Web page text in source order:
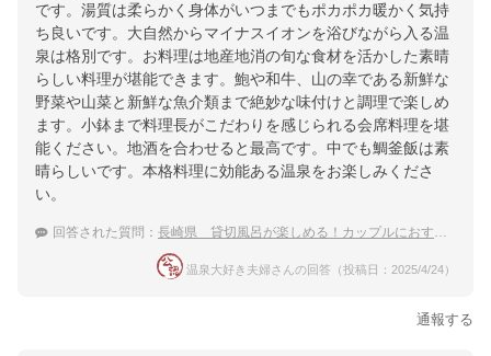
です。湯質は柔らかく身体がいつまでもポカポカ暖かく気持
ち良いです。大自然からマイナスイオンを浴びながら入る温
泉は格別です。お料理は地産地消の旬な食材を活かした素晴
らしい料理が堪能できます。鮑や和牛、山の幸である新鮮な
野菜や山菜と新鮮な魚介類まで絶妙な味付けと調理で楽しめ
ます。小鉢まで料理長がこだわりを感じられる会席料理を堪
能ください。地酒を合わせると最高です。中でも鯛釜飯は素
晴らしいです。本格料理に効能ある温泉をお楽しみくださ
い。
回答された質問： 長崎県 貸切風呂が楽しめる！カップルにおすすめの温泉宿
温泉大好き夫婦さんの回答（投稿日：2025/4/24）
通報する